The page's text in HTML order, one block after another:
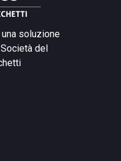
soluzione
Società del